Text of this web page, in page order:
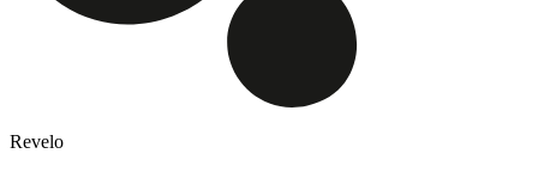
Revelo